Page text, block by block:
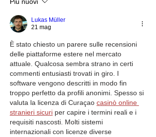
o durante un'escursione
o durante un'escursione
o durante un'escursione
Più nuovi
Lukas Müller
21 mag
È stato chiesto un parere sulle recensioni
delle piattaforme estere nel mercato
attuale. Qualcosa sembra strano in certi
commenti entusiasti trovati in giro. I
software vengono descritti in modo fin
troppo perfetto da profili anonimi. Spesso si
valuta la licenza di Curaçao casinò online
stranieri sicuri per capire i termini reali e i
requisiti nascosti. Molti sistemi
internazionali con licenze diverse